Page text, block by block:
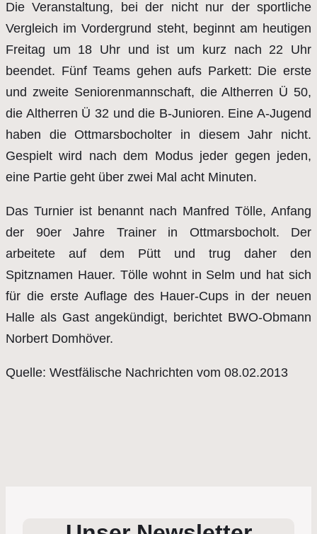
Die Veranstaltung, bei der nicht nur der sportliche
Vergleich im Vordergrund steht, beginnt am heutigen
Freitag um 18 Uhr und ist um kurz nach 22 Uhr
beendet. Fünf Teams gehen aufs Parkett: Die erste
und zweite Seniorenmannschaft, die Altherren Ü 50,
die Altherren Ü 32 und die B-Junioren. Eine A-Jugend
haben die Ottmarsbocholter in diesem Jahr nicht.
Gespielt wird nach dem Modus jeder gegen jeden,
eine Partie geht über zwei Mal acht Minuten.
Das Turnier ist benannt nach Manfred Tölle, Anfang
der 90er Jahre Trainer in Ottmarsbocholt. Der
arbeitete auf dem Pütt und trug daher den
Spitznamen Hauer. Tölle wohnt in Selm und hat sich
für die erste Auflage des Hauer-Cups in der neuen
Halle als Gast angekündigt, berichtet BWO-Obmann
Norbert Domhöver.
Quelle: Westfälische Nachrichten vom 08.02.2013